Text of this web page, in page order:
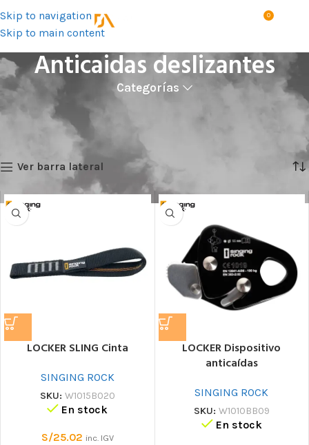
Skip to navigation
Skip to main content
MENÚ 0
Anticaidas deslizantes
Categorías
Productos
Amortiguadores y anticaídas
Showing all 8 results
Ver barra lateral
LOCKER SLING Cinta
SINGING ROCK
SKU: W1015B020
En stock
S/25.02 inc. IGV
LOCKER Dispositivo
anticaídas
SINGING ROCK
SKU: W1010BB09
En stock